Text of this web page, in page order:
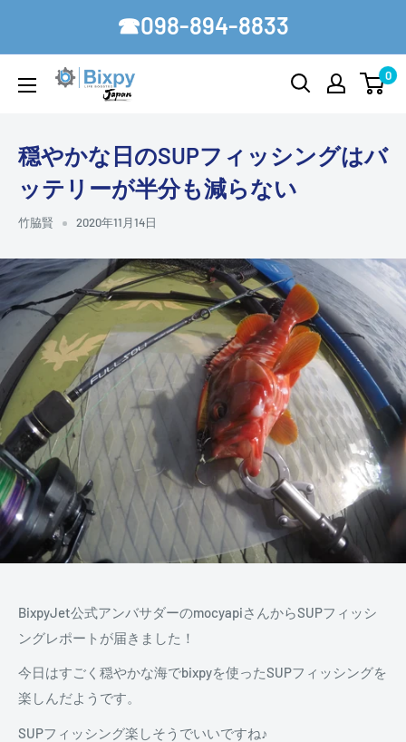
す
る
☎098-894-8833
Bixpy-
0
穏やかな日のSUPフィッシングはバ
ッテリーが半分も減らない
竹脇賢 2020年11月14日
BixpyJet公式アンバサダーのmocyapiさんからSUPフィッシ
ングレポートが届きました！
今日はすごく穏やかな海でbixpyを使ったSUPフィッシングを
楽しんだようです。
SUPフィッシング楽しそうでいいですね♪